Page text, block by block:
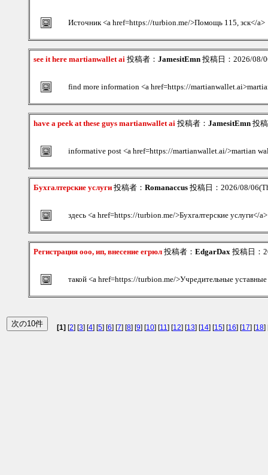
Источник <a href=https://turbion.me/>Помощь 115, зск</a>
see it here martianwallet ai 投稿者： JamesitEmn 投稿日：2026/08/
find more information <a href=https://
have a peek at these guys martianwallet ai 投稿者： JamesitEmn 投
informative post <a href=https://martianwallet.ai/>martian
Бухгалтерские услуги 投稿者： Romanaccus 投稿日：2026/08/
здесь <a href=https://turbion.me/>Бухгалтерские услуги</a>
Регистрация ооо, ип, внесение егрюл 投稿者： EdgarDax 投稿日：
такой <a href=https://turbion.me/>Учредительные
[1] [2] [3] [4] [5] [6] [7] [8] [9] [10] [11] [12] [13] [14] [15] [16] [17] [18]